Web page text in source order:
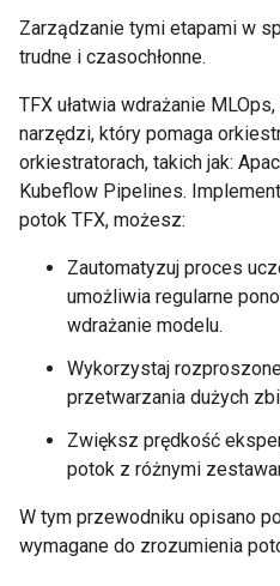
Zarządzanie tymi etapami w
trudne i czasochłonne.
TFX ułatwia wdrażanie
narzędzi, który pomaga
orkiestratorach, takich jak:
Kubeflow Pipelines.
potok TFX, możesz:
Zautomatyzuj proces
umożliwia regularne
wdrażanie modelu.
Wykorzystaj
przetwarzania dużych
Zwiększ prędkość
potok z różnymi
W tym przewodniku opisano
wymagane do zrozumienia